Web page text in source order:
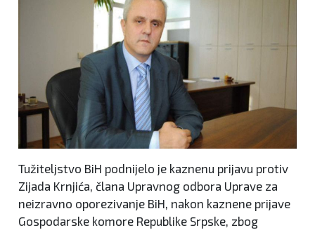
Tužiteljstvo BiH podnijelo je kaznenu prijavu protiv
Zijada Krnjića, člana Upravnog odbora Uprave za
neizravno oporezivanje BiH, nakon kaznene prijave
Gospodarske komore Republike Srpske, zbog